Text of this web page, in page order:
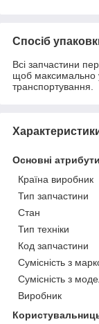
Спосіб
Всі запчастини
щоб максимально
транспортування.
Основні атрибути
Країна виробник
Тип запчастини
Стан
Тип техніки
Код запчастини
Сумісність з
Сумісність з
Виробник